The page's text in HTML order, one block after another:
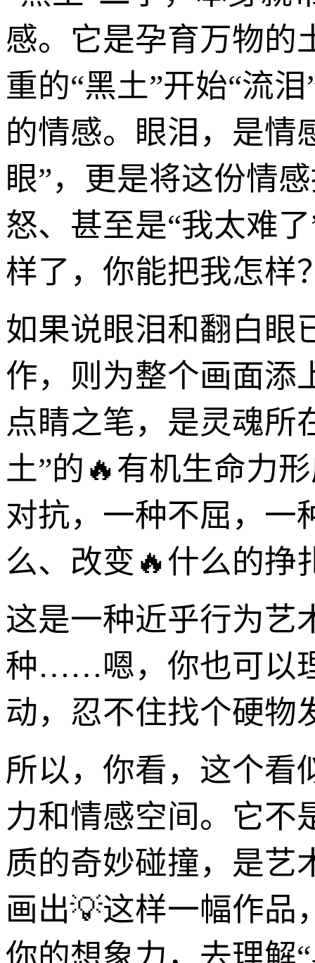
感。它是孕育万物的
重的“黑土”开始“流
的情感。眼泪，是情
眼”，更是将这份情
怒、甚至是“我太难
样了，你能把我怎样
如果说眼泪和翻白眼
作，则为整个画面添
点睛之笔，是灵魂所
土”的🔥有机生命力
对抗，一种不屈，一
么、改变🔥什么的挣
这是一种近乎行为艺
种……嗯，你也可以
动，忍不住找个硬物
所以，你看，这个看
力和情感空间。它不
质的奇妙碰撞，是艺
画出💡这样一幅作品